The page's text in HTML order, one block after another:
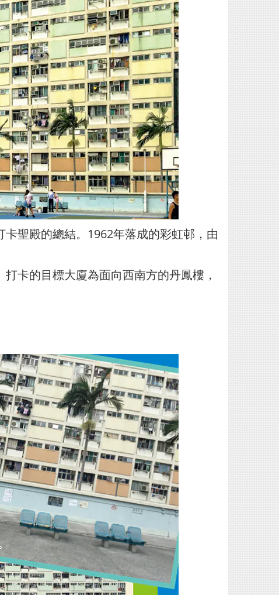
聖殿的總結。1962年落成的彩虹邨，由
卡的目標大廈為面向西南方的丹鳳樓，